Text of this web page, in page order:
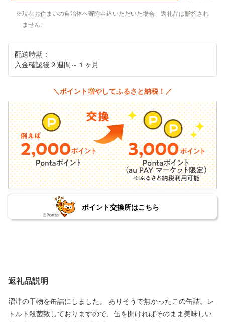
現在お住まいの自治体へ寄附申込いただいた場合、返礼品は贈答され
ません。
配送時期：
入金確認後２週間～１ヶ月
＼ポイント増やしてふるさと納税！／
ポイント交換所はこちら
返礼品説明
沼津の干物を缶詰にしました。 ありそうで無かったこの缶詰。レ
トルト殺菌致しておりますので、缶を開ければそのまま美味しい